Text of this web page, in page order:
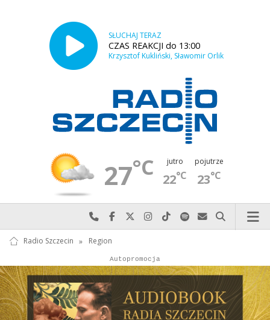
SŁUCHAJ TERAZ
CZAS REAKCJI do 13:00
Krzysztof Kukliński, Sławomir Orlik
27°C jutro
22°C
pojutrze
23°C
Najlepiej po prostu do nas zadzwoń
Odwiedź nas na Facebook-u
Odwiedź nas na X
Odwiedź nas na Instagram-ie
Odwiedź nas na TikTok-u
Szukaj nas na Spotify
Wyślij do nas
Szukaj
Radio Szczecin » Region
Reklama
Autopromocja